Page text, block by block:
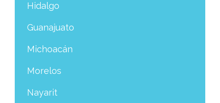
Hidalgo
Guanajuato
Michoacán
Morelos
Nayarit